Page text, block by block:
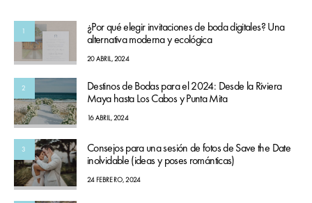
1
¿Por qué elegir invitaciones de boda digitales? Una
alternativa moderna y ecológica
20 ABRIL, 2024
2
Destinos de Bodas para el 2024: Desde la Riviera
Maya hasta Los Cabos y Punta Mita
16 ABRIL, 2024
3
Consejos para una sesión de fotos de Save the Date
inolvidable (ideas y poses románticas)
24 FEBRERO, 2024